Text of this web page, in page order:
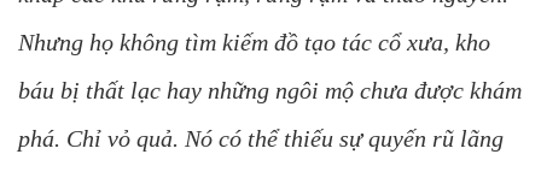
Nhưng họ không tìm kiếm đồ tạo tác cổ xưa, kho
báu bị thất lạc hay những ngôi mộ chưa được khám
phá. Chỉ vỏ quả. Nó có thể thiếu sự quyến rũ lãng